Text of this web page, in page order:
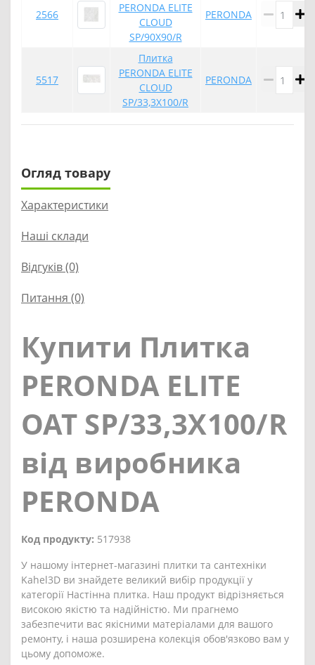
2566
PERONDA ELITE
CLOUD
SP/90X90/R
PERONDA
5517
Плитка
PERONDA ELITE
CLOUD
SP/33,3X100/R
PERONDA
Огляд товару
Характеристики
Наші склади
Відгуків (0)
Питання (0)
Купити Плитка
PERONDA ELITE
OAT SP/33,3X100/R
від виробника
PERONDA
Код продукту: 517938
У нашому інтернет-магазині плитки та сантехніки
Kahel3D ви знайдете великий вибір продукції у
категорії Настінна плитка. Наш продукт відрізняється
високою якістю та надійністю. Ми прагнемо
забезпечити вас якісними матеріалами для вашого
ремонту, і наша розширена колекція обов'язково вам у
цьому допоможе.